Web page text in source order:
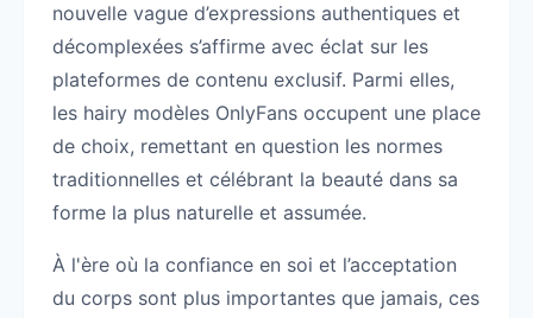
nouvelle vague d’expressions authentiques et
décomplexées s’affirme avec éclat sur les
plateformes de contenu exclusif. Parmi elles,
les hairy modèles OnlyFans occupent une place
de choix, remettant en question les normes
traditionnelles et célébrant la beauté dans sa
forme la plus naturelle et assumée.
À l'ère où la confiance en soi et l’acceptation
du corps sont plus importantes que jamais, ces